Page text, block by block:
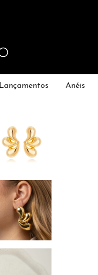
Lançamentos Anéis